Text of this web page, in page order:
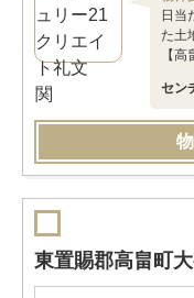
日当
た土
【
セン
東置賜郡高畠町